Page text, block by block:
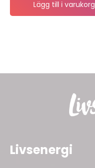
Lägg till i varukorg
Livsenergi